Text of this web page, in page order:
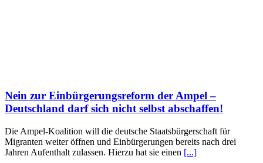
Nein zur Einbürgerungsreform der Ampel –
Deutschland darf sich nicht selbst abschaffen!
Die Ampel-Koalition will die deutsche Staatsbürgerschaft für
Migranten weiter öffnen und Einbürgerungen bereits nach drei
Jahren Aufenthalt zulassen. Hierzu hat sie einen [...]